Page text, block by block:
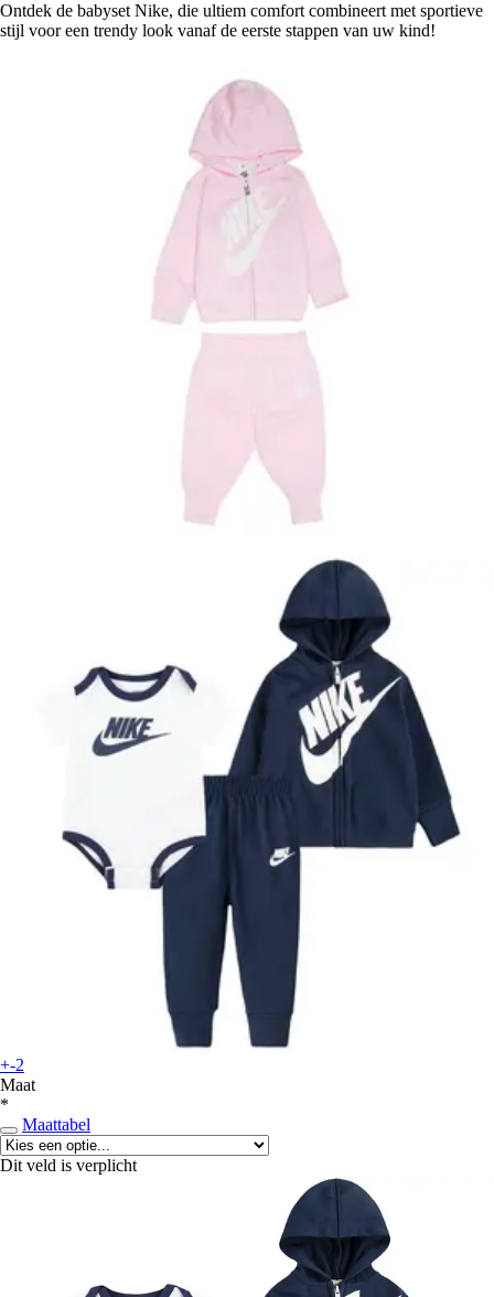
Ontdek de babyset Nike, die ultiem comfort combineert met sportieve
stijl voor een trendy look vanaf de eerste stappen van uw kind!
+-2
Maat
*
Maattabel
Dit veld is verplicht